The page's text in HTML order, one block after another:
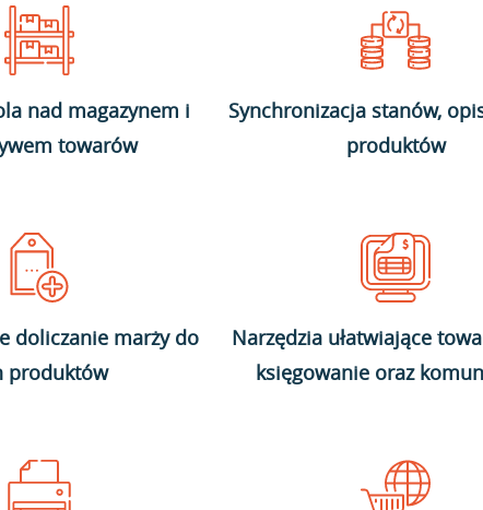
nad magazynem i
towarów
Synchronizacja stanów,
produktów
doliczanie marży do
produktów
Narzędzia ułatwiające
księgowanie oraz